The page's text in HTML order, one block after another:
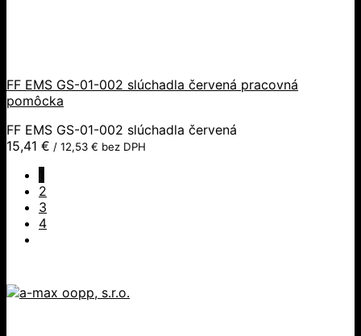
FF EMS GS-01-002 slúchadla červená pracovná
pomôcka
FF EMS GS-01-002 slúchadla červená
15,41 € / 12,53 € bez DPH
2
3
4